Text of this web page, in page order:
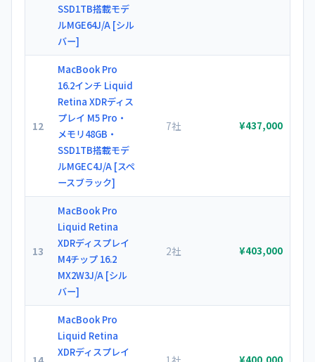
SSD1TB搭載モデ
ルMGE64J/A [シル
バー]
12
MacBook Pro
16.2インチ Liquid
Retina XDRディス
プレイ M5 Pro・
メモリ48GB・
SSD1TB搭載モデ
ルMGEC4J/A [スペ
ースブラック]
7社 ¥437,000
13
MacBook Pro
Liquid Retina
XDRディスプレイ
M4チップ 16.2
MX2W3J/A [シル
バー]
2社 ¥403,000
MacBook Pro
Liquid Retina
XDRディスプレイ